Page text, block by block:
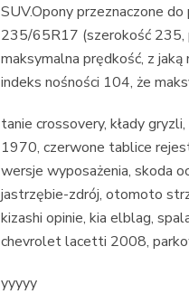
SUV.Opony przeznaczone
235/65R17 (szerokość 235,
maksymalna prędkość, z
indeks nośności 104, że
tanie crossovery, kłady
1970, czerwone tablice
wersje wyposażenia, skoda
jastrzębie-zdrój, otomoto
kizashi opinie, kia elblag,
chevrolet lacetti 2008,
yyyyy